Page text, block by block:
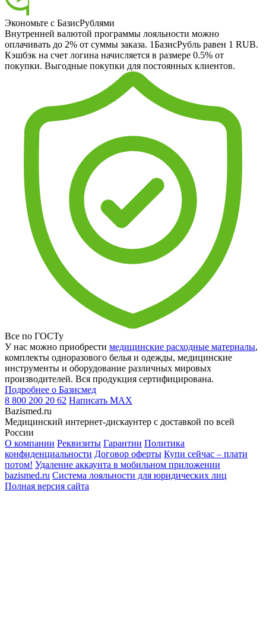
Экономьте с БазисРублями
Внутренней валютой программы лояльности можно
оплачивать до 2% от суммы заказа. 1БазисРубль равен 1 RUB.
Кэшбэк на счет логина начисляется в размере 0.5% от
покупки. Выгодные покупки для постоянных клиентов.
Все по ГОСТу
У нас можно приобрести медицинские расходные материалы,
комплекты одноразового белья и одежды, медицинские
инструменты и оборудование различных мировых
производителей. Вся продукция сертифицирована.
Подробнее о Базисмед
8 800 200 20 62 Написать MAX
Bazismed.ru
Медицинский интернет-дискаунтер с доставкой по всей
России
О компании Реквизиты Гарантии Политика
конфиденциальности Договор оферты Купи сейчас – плати
потом! Удаление аккаунта в мобильном приложении
bazismed.ru Система лояльности для юридических лиц
Полная версия сайта